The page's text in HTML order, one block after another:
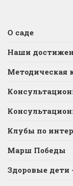
О саде
Наши
Методическая
Клубы по
Марш Победы
Здоровые дети